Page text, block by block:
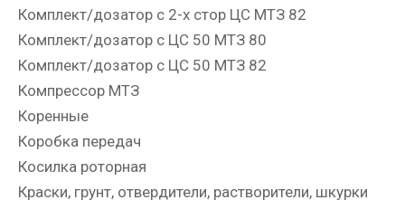
Комплект/дозатор с 2-х стор ЦС МТЗ 82
Комплект/дозатор с ЦС 50 МТЗ 80
Комплект/дозатор с ЦС 50 МТЗ 82
Компрессор МТЗ
Коренные
Коробка передач
Косилка роторная
Краски, грунт, отвердители, растворители, шкурки